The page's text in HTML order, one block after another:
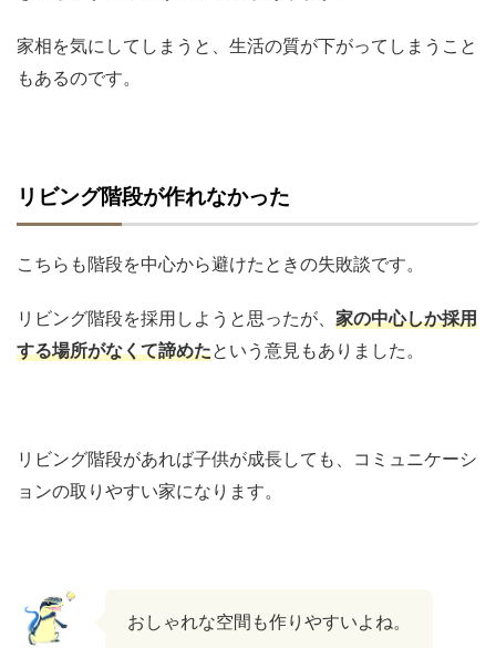
家相を気にしてしまうと、生活の質が下がってしまうこと
もあるのです。
リビング階段が作れなかった
こちらも階段を中心から避けたときの失敗談です。
リビング階段を採用しようと思ったが、 家の中心しか採用
する場所がなくて諦めたという意見もありました。
リビング階段があれば子供が成長しても、コミュニケーシ
ョンの取りやすい家になります。
おしゃれな空間も作りやすいよね。